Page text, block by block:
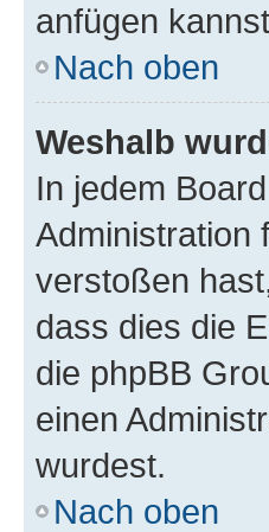
anfügen
Nach oben
Weshalb
In jedem
Administration
verstoßen
dass dies die
die phpBB
einen
wurdest.
Nach oben